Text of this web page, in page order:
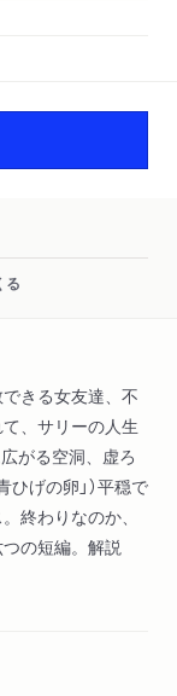
る
きる女友達、不
、サリーの人生
がる空洞、虚ろ
げの卵」）平穏で
終わりなのか、
の短編。解説